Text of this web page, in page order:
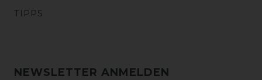
TIPPS
NEWSLETTER ANMELDEN